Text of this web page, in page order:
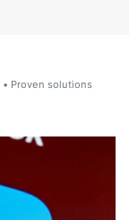
• Proven solutions